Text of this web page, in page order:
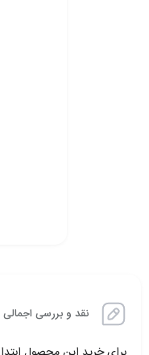
نقد و بررسی اجمالی